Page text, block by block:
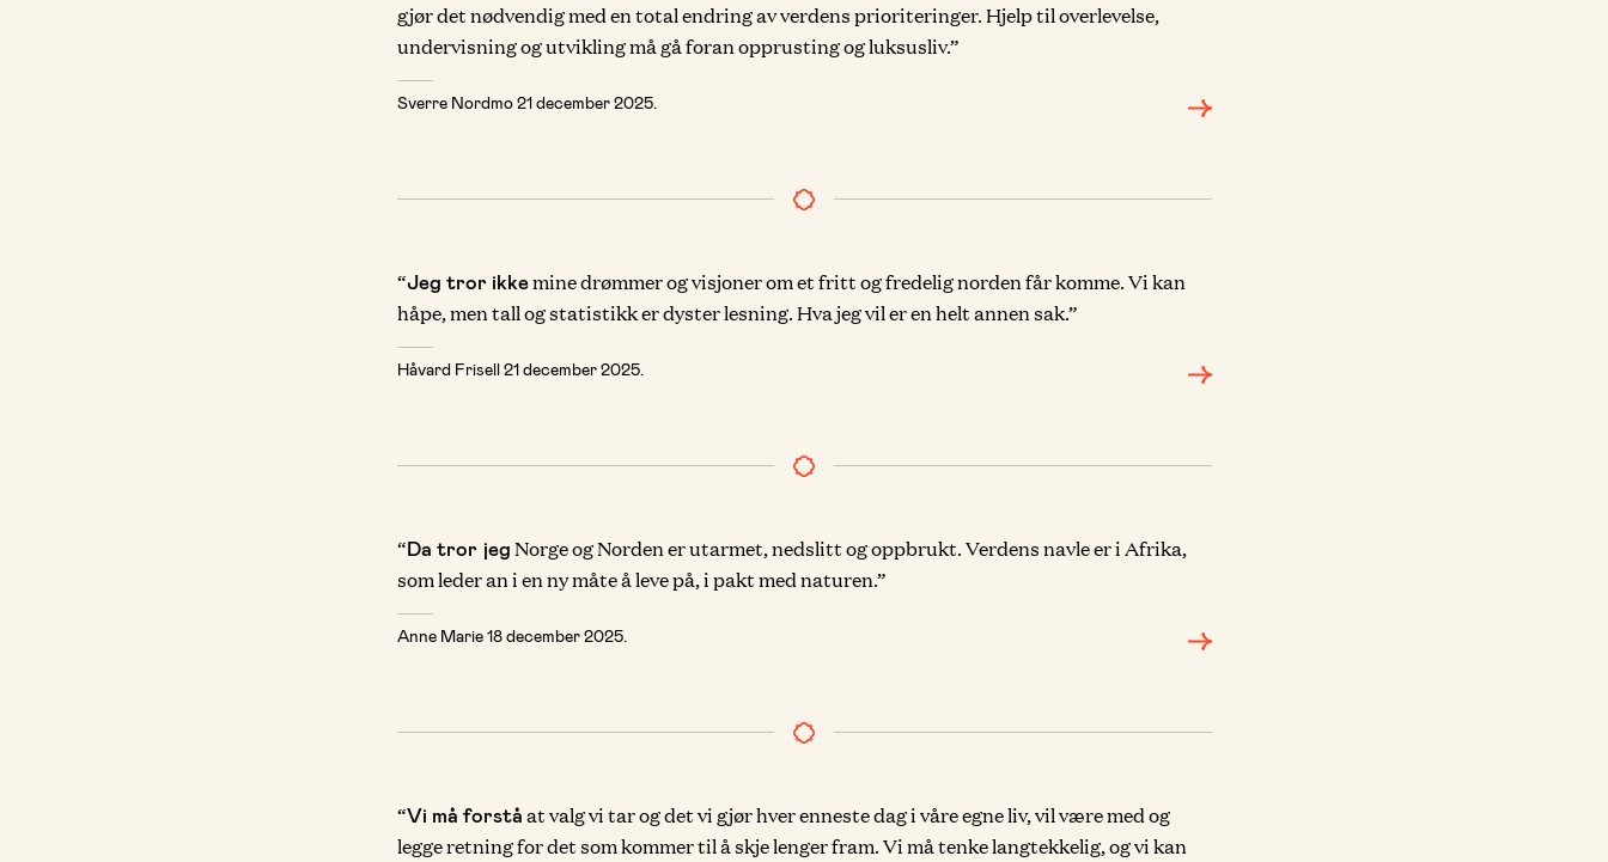
gjør det nødvendig med en total endring av verdens prioriteringer. Hjelp til overlevelse,
undervisning og utvikling må gå foran opprusting og luksusliv.”
Sverre Nordmo21 december 2025.
“Jeg tror ikkemine drømmer og visjoner om et fritt og fredelig norden får komme. Vi kan
håpe, men tall og statistikk er dyster lesning. Hva jeg vil er en helt annen sak.”
Håvard Frisell21 december 2025.
“Da tror jeg Norge og Norden er utarmet, nedslitt og oppbrukt. Verdens navle er i Afrika,
som leder an i en ny måte å leve på, i pakt med naturen.”
Anne Marie18 december 2025.
“Vi må forstå at valg vi tar og det vi gjør hver enneste dag i våre egne liv, vil være med og
legge retning for det som kommer til å skje lenger fram. Vi må tenke langtekkelig, og vi kan